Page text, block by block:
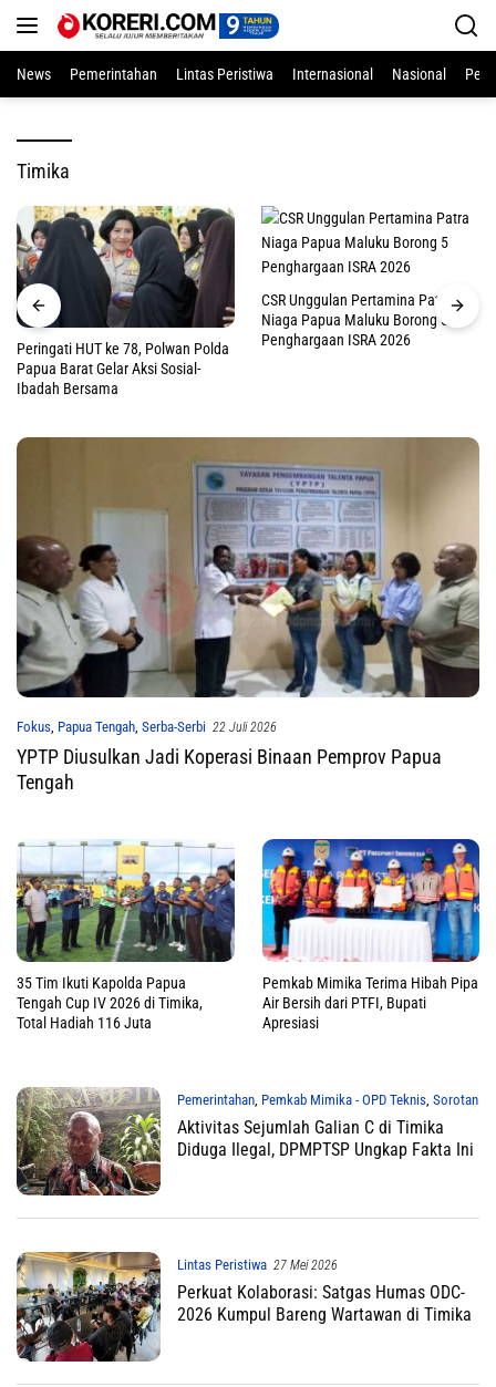
News
Pemerintahan Lintas Peristiwa Internasional Nasional
Timika
Peringati HUT ke 78, Polwan Polda
Papua Barat Gelar Aksi Sosial-
Ibadah Bersama
CSR Unggulan Pertamina Patra
Niaga Papua Maluku Borong 5
Penghargaan ISRA 2026
Fokus, Papua Tengah, Serba-Serbi 22 Juli 2026
YPTP Diusulkan Jadi Koperasi Binaan Pemprov Papua
Tengah
35 Tim Ikuti Kapolda Papua
Tengah Cup IV 2026 di Timika,
Total Hadiah 116 Juta
Pemkab Mimika Terima Hibah Pipa
Air Bersih dari PTFI, Bupati
Apresiasi
Pemerintahan, Pemkab Mimika - OPD Teknis, Sorotan
12 Juni 2026
Aktivitas Sejumlah Galian C di Timika
Diduga Ilegal, DPMPTSP Ungkap Fakta Ini
Lintas Peristiwa 27 Mei 2026
Perkuat Kolaborasi: Satgas Humas ODC-
2026 Kumpul Bareng Wartawan di Timika